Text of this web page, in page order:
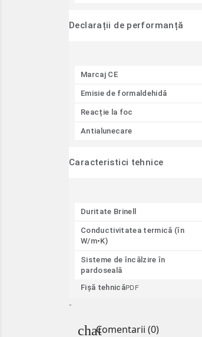
Declarații de performanță
Marcaj CE
Emisie de formaldehidă
Reacție la foc
Antialunecare
Caracteristici tehnice
Duritate Brinell
Conductivitatea termică (în
W/m•K)
Sisteme de încălzire în
pardoseală
Fişă tehnicăPDF
-
Comentarii (0)